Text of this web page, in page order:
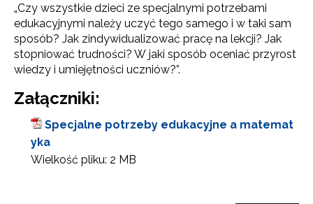
„Czy wszystkie dzieci ze specjalnymi potrzebami
edukacyjnymi należy uczyć tego samego i w taki sam
sposób? Jak zindywidualizować pracę na lekcji? Jak
stopniować trudności? W jaki sposób oceniać przyrost
wiedzy i umiejętno­ści uczniów?”.
Załączniki:
Specjalne potrzeby edukacyjne a matemat
yka
Wielkość pliku: 2 MB